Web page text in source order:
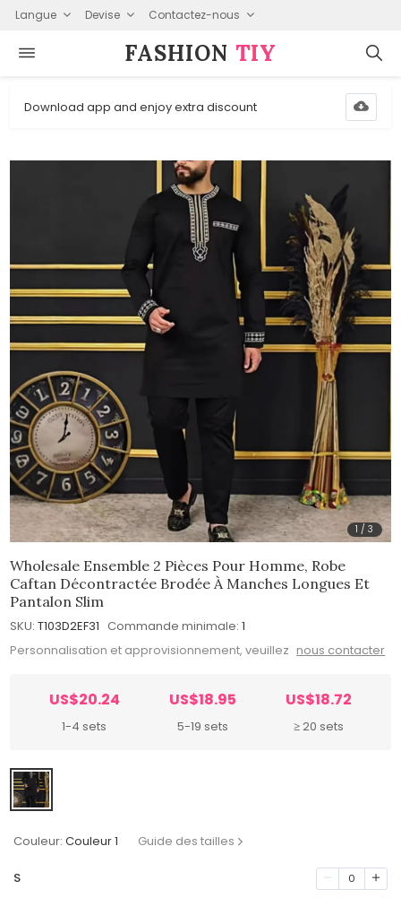
Langue Devise Contactez-nous
FASHION⁠ TIY
Download app and enjoy extra discount
1 /3
Wholesale Ensemble 2 Pièces Pour Homme, Robe
Caftan Décontractée Brodée À Manches Longues Et
Pantalon Slim
SKU: T103D2EF31 Commande minimale: 1
Personnalisation et approvisionnement, veuillez nous contacter
US$20.24
1-4 sets
US$18.95
5-19 sets
US$18.72
≥ 20 sets
Couleur: Couleur 1 Guide des tailles
S 0